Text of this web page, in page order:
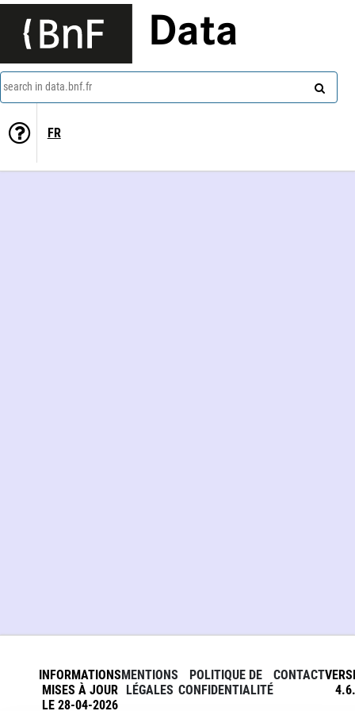
Data
search in data.bnf.fr
FR
INFORMATIONS
MISES À JOUR
LE 28-04-2026
MENTIONS
LÉGALES
POLITIQUE DE
CONFIDENTIALITÉ
CONTACT